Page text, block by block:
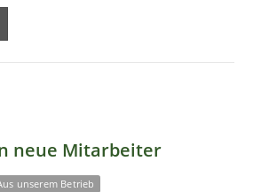
neue Mitarbeiter
unserem Betrieb